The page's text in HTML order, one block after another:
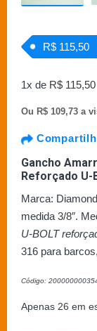
R$ 115,50
1x de R$ 115,50
Ou R$ 109,73 a
Gancho
Reforçado U-
Marca:
medida 3/8″.
U-BOLT
316 para
Código:
Apenas 26 em